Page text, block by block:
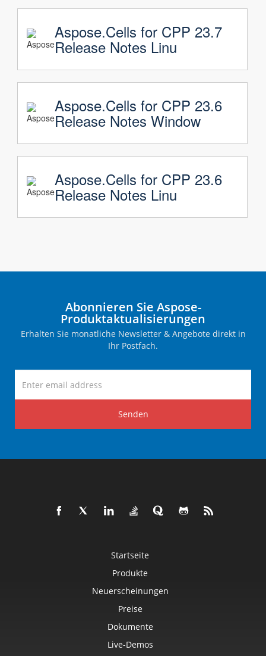
Aspose.Cells for CPP 23.7
Release Notes Linu
Aspose.Cells for CPP 23.6
Release Notes Window
Aspose.Cells for CPP 23.6
Release Notes Linu
Abonnieren Sie Aspose-
Produktaktualisierungen
Erhalten Sie monatliche Newsletter & Angebote direkt in
Ihr Postfach.
Senden
Startseite
Produkte
Neuerscheinungen
Preise
Dokumente
Live-Demos